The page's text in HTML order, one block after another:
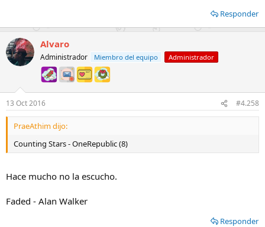
Responder
Alvaro
Administrador Miembro del equipo Administrador
13 Oct 2016 #4.258
PraeAthim dijo:
Counting Stars - OneRepublic (8)
Hace mucho no la escucho.
Faded - Alan Walker
Responder